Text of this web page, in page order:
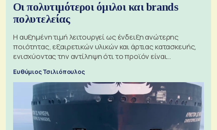
Οι πολυτιμότεροι όμιλοι και brands
πολυτελείας
Η αυξημένη τιμή λειτουργεί ως ένδειξη ανώτερης
ποιότητας, εξαιρετικών υλικών και άρτιας κατασκευής,
ενισχύοντας την αντίληψη ότι το προϊόν είναι
Ευθύμιος Τσιλιόπουλος